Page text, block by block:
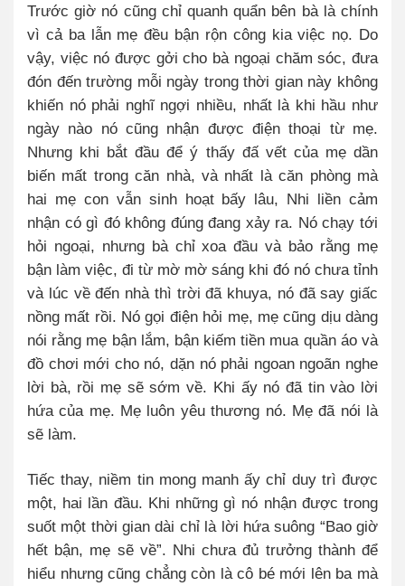
Trước giờ nó cũng chỉ quanh quẩn bên bà là chính
vì cả ba lẫn mẹ đều bận rộn công kia việc nọ. Do
vậy, việc nó được gởi cho bà ngoại chăm sóc, đưa
đón đến trường mỗi ngày trong thời gian này không
khiến nó phải nghĩ ngợi nhiều, nhất là khi hầu như
ngày nào nó cũng nhận được điện thoại từ mẹ.
Nhưng khi bắt đầu để ý thấy đấ vết của mẹ dần
biến mất trong căn nhà, và nhất là căn phòng mà
hai mẹ con vẫn sinh hoạt bấy lâu, Nhi liền cảm
nhận có gì đó không đúng đang xảy ra. Nó chạy tới
hỏi ngoại, nhưng bà chỉ xoa đầu và bảo rằng mẹ
bận làm việc, đi từ mờ mờ sáng khi đó nó chưa tỉnh
và lúc về đến nhà thì trời đã khuya, nó đã say giấc
nồng mất rồi. Nó gọi điện hỏi mẹ, mẹ cũng dịu dàng
nói rằng mẹ bận lắm, bận kiếm tiền mua quần áo và
đồ chơi mới cho nó, dặn nó phải ngoan ngoãn nghe
lời bà, rồi mẹ sẽ sớm về. Khi ấy nó đã tin vào lời
hứa của mẹ. Mẹ luôn yêu thương nó. Mẹ đã nói là
sẽ làm.
Tiếc thay, niềm tin mong manh ấy chỉ duy trì được
một, hai lần đầu. Khi những gì nó nhận được trong
suốt một thời gian dài chỉ là lời hứa suông “Bao giờ
hết bận, mẹ sẽ về”. Nhi chưa đủ trưởng thành để
hiểu nhưng cũng chẳng còn là cô bé mới lên ba mà